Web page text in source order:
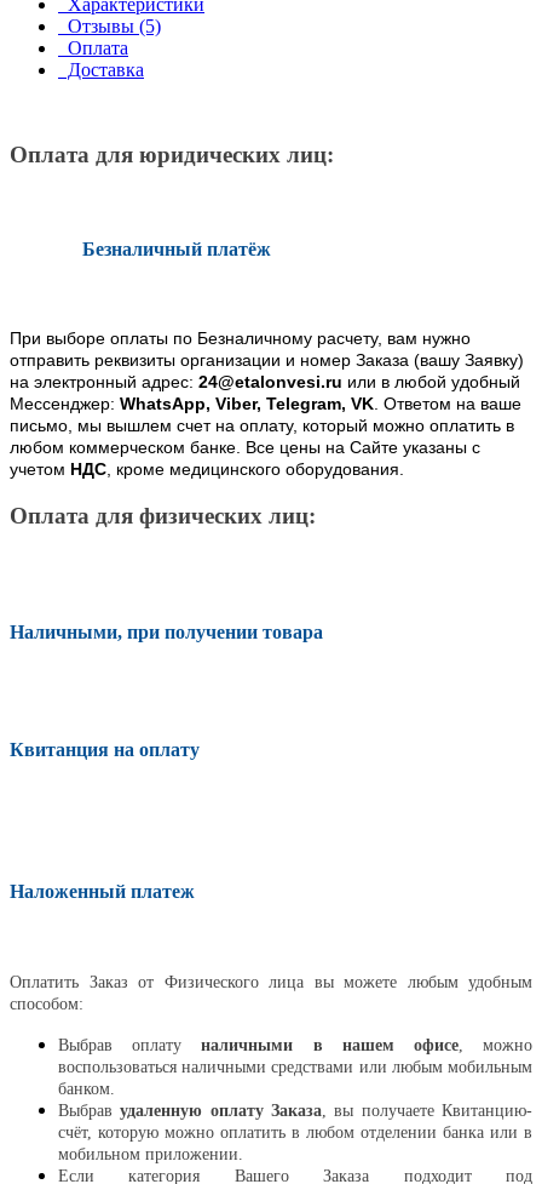
Характеристики
Отзывы (5)
Оплата
Доставка
Оплата для юридических лиц:
Безналичный платёж
При выборе оплаты по Безналичному расчету, вам нужно
отправить реквизиты организации и номер Заказа (вашу Заявку)
на электронный адрес: 24@etalonvesi.ru или в любой удобный
Мессенджер: WhatsApp, Viber, Telegram, VK. Ответом на ваше
письмо, мы вышлем счет на оплату, который можно оплатить в
любом коммерческом банке. Все цены на Сайте указаны с
учетом НДС, кроме медицинского оборудования.
Оплата для физических лиц:
Наличными, при получении товара
Квитанция на оплату
Наложенный платеж
Оплатить Заказ от Физического лица вы можете любым удобным
способом:
Выбрав оплатуналичными в нашем офисе, можно
воспользоваться наличными средствами или любым мобильным
банком.
Выбравудаленную оплату Заказа , вы получаете Квитанцию-
счёт, которую можно оплатить в любом отделении банка или в
мобильном приложении.
Если категория Вашего Заказа подходит под